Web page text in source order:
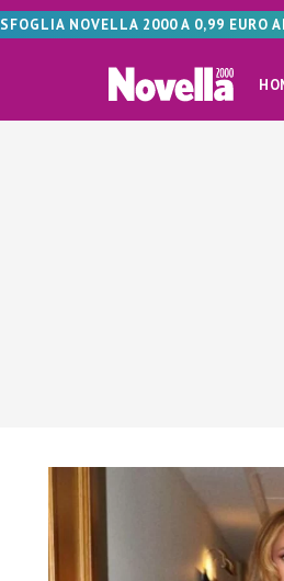
SFOGLIA NOVELLA 2000 A 0,99 EURO